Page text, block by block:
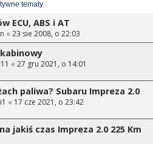
tematy
ECU, ABS i AT
« 23 sie 2008, o 22:03
« 27 gru 2021, o 14:01
paliwa? Subaru Impreza 2.0
« 17 cze 2021, o 23:42
jakiś czas Impreza 2.0 225 Km